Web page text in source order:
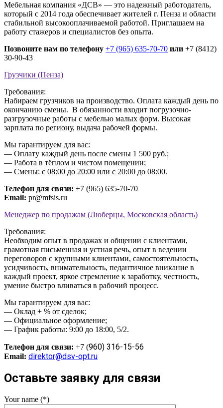
Мебельная компания «ДСВ» — это надежный работодатель,
который с 2014 года обеспечивает жителей г. Пенза и области
стабильной высокооплачиваемой работой. Приглашаем на
работу стажеров и специалистов без опыта.
Позвоните нам по телефону +7 (965) 635-70-70 или +7 (8412)
30-90-43
Грузчики (Пенза)
Требования:
Набираем грузчиков на производство. Оплата каждый день по
окончанию смены. В обязанности входит погрузочно-
разгрузочные работы с мебелью малых форм. Высокая
зарплата по региону, выдача рабочей формы.
Мы гарантируем для вас:
— Оплату каждый день после смены 1 500 руб.;
— Работа в тёплом и чистом помещении;
— Смены: с 08:00 до 20:00 или с 20:00 до 08:00.
Телефон для связи: +7 (965) 635-70-70
Email: pr@mfsis.ru
Менеджер по продажам (Люберцы, Московская область)
Требования:
Необходим опыт в продажах и общении с клиентами,
грамотная письменная и устная речь, опыт в ведении
переговоров с крупными клиентами, самостоятельность,
усидчивость, внимательность, педантичное вникание в
каждый проект, яркое стремление к заработку, честность,
умение быстро вливаться в рабочий процесс.
Мы гарантируем для вас:
— Оклад + % от сделок;
— Официальное оформление;
— График работы: 9:00 до 18:00, 5/2.
Телефон для связи: +7 (960) 316-15-56
Email: direktor@dsv-opt.ru
Оставьте заявку для связи
Your name (*)